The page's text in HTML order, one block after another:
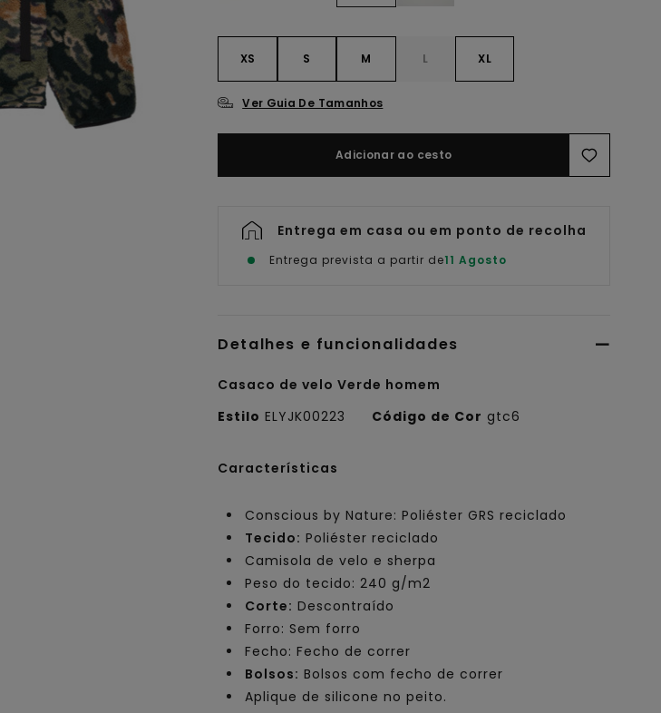
XS S M L XL
Ver Guia De Tamanhos
Adicionar ao cesto
Entrega em casa ou em ponto de recolha
Entrega prevista a partir de11 Agosto
Detalhes e funcionalidades
Casaco de velo Verde homem
Estilo ELYJK00223 Código de Cor gtc6
Características
Conscious by Nature: Poliéster GRS reciclado
Tecido: Poliéster reciclado
Camisola de velo e sherpa
Peso do tecido: 240 g/m2
Corte: Descontraído
Forro: Sem forro
Fecho: Fecho de correr
Bolsos: Bolsos com fecho de correr
Aplique de silicone no peito.